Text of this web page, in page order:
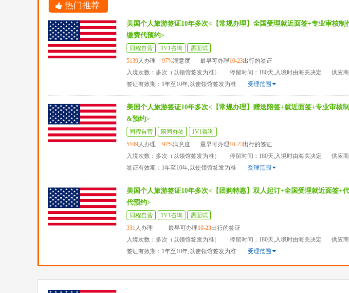
热门推荐
美国个人旅游签证10年多次<【常规办理】全国受理就近面签+专业审核制
缴费代预约>
同程自营 1V1咨询
需面试
5139人办理 97%满意度 最早可办理10-23出行的签证
入境次数：多次（以领馆签发为准）
停留时间：180天,入境时由海关决定
供应
签证有效期：1年至10年,以使领馆签发为准
受理范围
美国个人旅游签证10年多次<【常规办理】赠送陪签+就近面签+专业审核
&预约>
同程自营 陪同办签
1V1咨询
5109人办理 97%满意度 最早可办理10-23出行的签证
入境次数：多次（以领馆签发为准）
停留时间：180天,入境时由海关决定
供应
签证有效期：1年至10年,以使领馆签发为准
受理范围
美国个人旅游签证10年多次<【团购特惠】双人起订+全国受理就近面签+
代预约>
同程自营 1V1咨询
需面试
331人办理 最早可办理10-23出行的签证
入境次数：多次（以领馆签发为准）
停留时间：180天,入境时由海关决定
供应
签证有效期：1年至10年,以使领馆签发为准
受理范围